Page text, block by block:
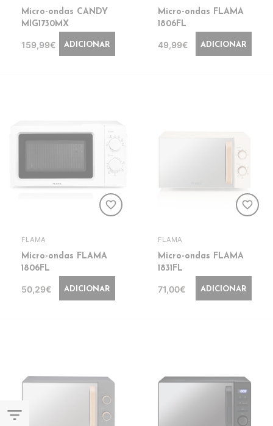
filter_list
Micro-ondas CANDY
MIG1730MX
159,99€ ADICIONAR
Micro-ondas FLAMA
1806FL
49,99€ ADICIONAR
favorite_border
FLAMA
Micro-ondas FLAMA
1806FL
50,29€ ADICIONAR
favorite_border
FLAMA
Micro-ondas FLAMA
1831FL
71,00€ ADICIONAR